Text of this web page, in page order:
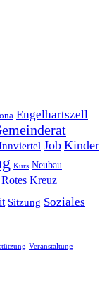
Engelhartszell
Job Kinder
Kurs Neubau
Rotes Kreuz
Sitzung Soziales
Veranstaltung